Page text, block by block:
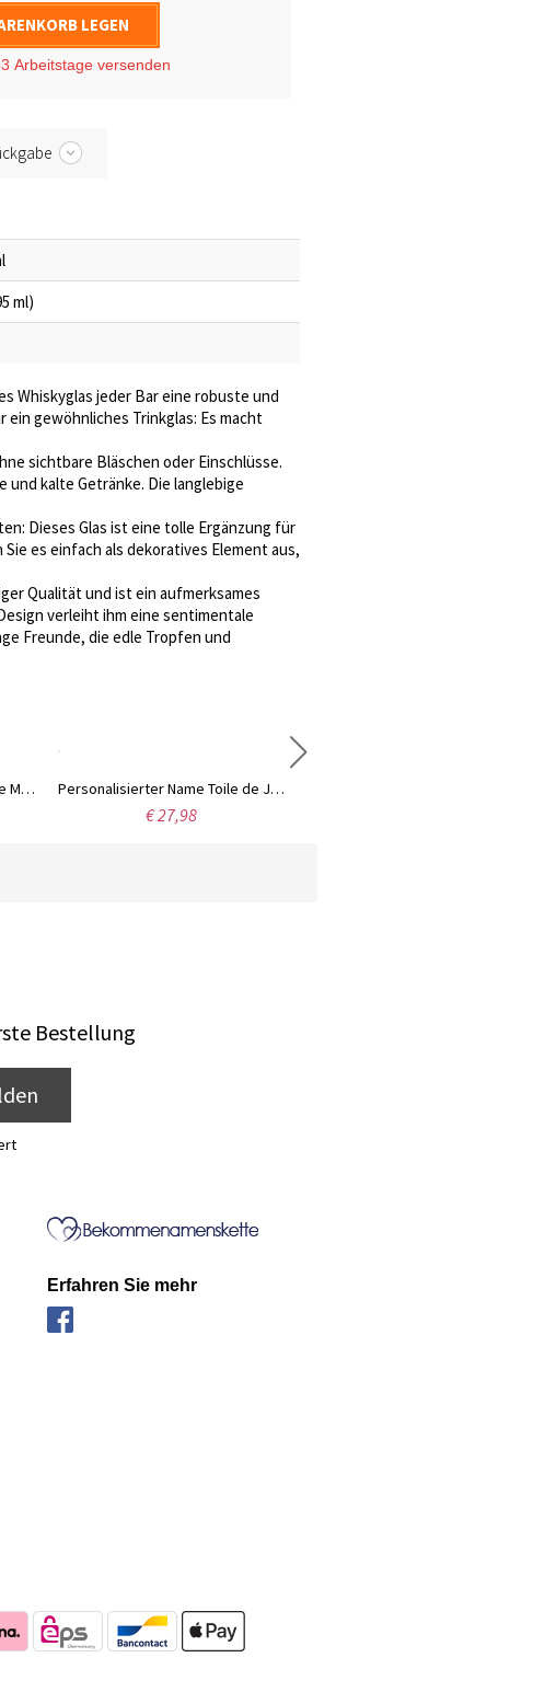
LEGEN
Arbeitstage versenden
ml)
Whiskyglas jeder Bar eine robuste und
ein gewöhnliches Trinkglas: Es macht
sichtbare Bläschen oder Einschlüsse.
kalte Getränke. Die langlebige
Dieses Glas ist eine tolle Ergänzung für
es einfach als dekoratives Element aus,
Qualität und ist ein aufmerksames
verleiht ihm eine sentimentale
Freunde, die edle Tropfen und
Personalisierte Geburtsblume Mutter der Braut/des Bräutigams Tasse, 11oz/15oz Keramik Kaffee-Teetasse, Hochzeitsgeschenk, Hochzeitsgeschenk für die Mutter des Brautpaares Personalisierter Name Toile de Jouy Halloween Geist Kürbis Fledermaus Tasse, 11oz Zweifarbige Keramik Kaffee Tee Tasse, Halloween Geschenk für Kinder/Familie/Freunde
€ 27,98
Bestellung
Erfahren Sie mehr